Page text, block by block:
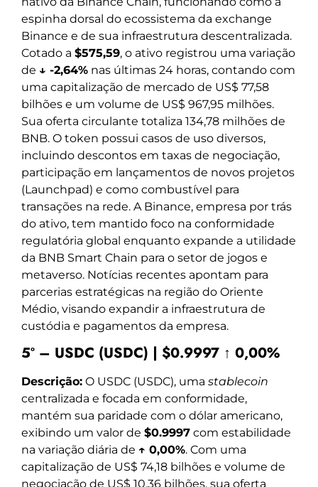
espinha dorsal do ecossistema da exchange
Binance e de sua infraestrutura descentralizada.
Cotado a $575,59, o ativo registrou uma variação
de ↓ -2,64% nas últimas 24 horas, contando com
uma capitalização de mercado de US$ 77,58
bilhões e um volume de US$ 967,95 milhões.
Sua oferta circulante totaliza 134,78 milhões de
BNB. O token possui casos de uso diversos,
incluindo descontos em taxas de negociação,
participação em lançamentos de novos projetos
(Launchpad) e como combustível para
transações na rede. A Binance, empresa por trás
do ativo, tem mantido foco na conformidade
regulatória global enquanto expande a utilidade
da BNB Smart Chain para o setor de jogos e
metaverso. Notícias recentes apontam para
parcerias estratégicas na região do Oriente
Médio, visando expandir a infraestrutura de
custódia e pagamentos da empresa.
5º – USDC (USDC) | $0.9997 ↑ 0,00%
Descrição: O USDC (USDC), uma stablecoin
centralizada e focada em conformidade,
mantém sua paridade com o dólar americano,
exibindo um valor de $0.9997 com estabilidade
na variação diária de ↑ 0,00%. Com uma
capitalização de US$ 74,18 bilhões e volume de
negociação de US$ 10,36 bilhões, sua oferta